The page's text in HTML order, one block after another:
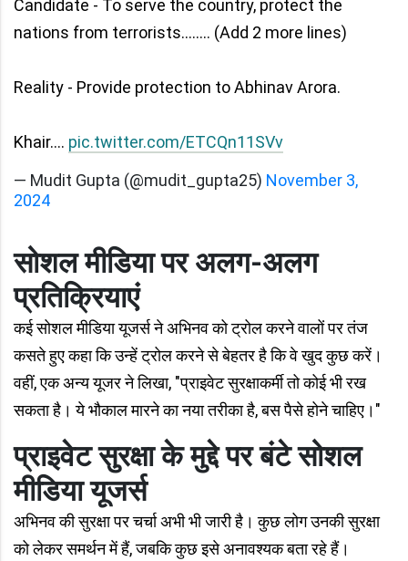
Candidate - To serve the country, protect the
nations from terrorists........ (Add 2 more lines)
Reality - Provide protection to Abhinav Arora.
Khair.... pic.twitter.com/ETCQn11SVv
— Mudit Gupta (@mudit_gupta25) November 3,
2024
सोशल मीडिया पर अलग-अलग
प्रतिक्रियाएं
कई सोशल मीडिया यूजर्स ने अभिनव को ट्रोल करने वालों पर तंज
कसते हुए कहा कि उन्हें ट्रोल करने से बेहतर है कि वे खुद कुछ करें।
वहीं, एक अन्य यूजर ने लिखा, "प्राइवेट सुरक्षाकर्मी तो कोई भी रख
सकता है। ये भौकाल मारने का नया तरीका है, बस पैसे होने चाहिए।"
प्राइवेट सुरक्षा के मुद्दे पर बंटे सोशल
मीडिया यूजर्स
अभिनव की सुरक्षा पर चर्चा अभी भी जारी है। कुछ लोग उनकी सुरक्षा
को लेकर समर्थन में हैं, जबकि कुछ इसे अनावश्यक बता रहे हैं।